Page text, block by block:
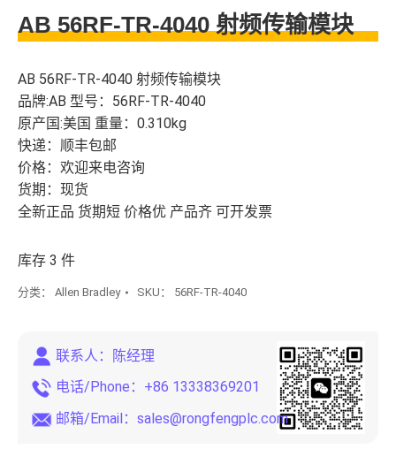
AB 56RF-TR-4040 射频传输模块
AB 56RF-TR-4040 射频传输模块
品牌:AB 型号：56RF-TR-4040
原产国:美国 重量：0.310kg
快递：顺丰包邮
价格：欢迎来电咨询
货期：现货
全新正品 货期短 价格优 产品齐 可开发票
库存 3 件
分类： Allen Bradley SKU： 56RF-TR-4040
联系人：陈经理
电话/Phone：+86 13338369201
邮箱/Email： sales@rongfengplc.com